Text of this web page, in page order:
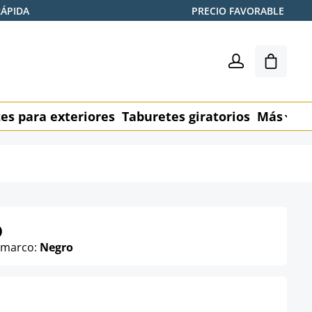
PRECIO FAVORABLE
El
para exteriores Taburetes giratorios Más
Negro